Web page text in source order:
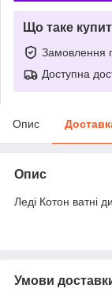
Що таке
Замовлення
Доступна
Опис
Опис
Леді Котон ватні
Умови